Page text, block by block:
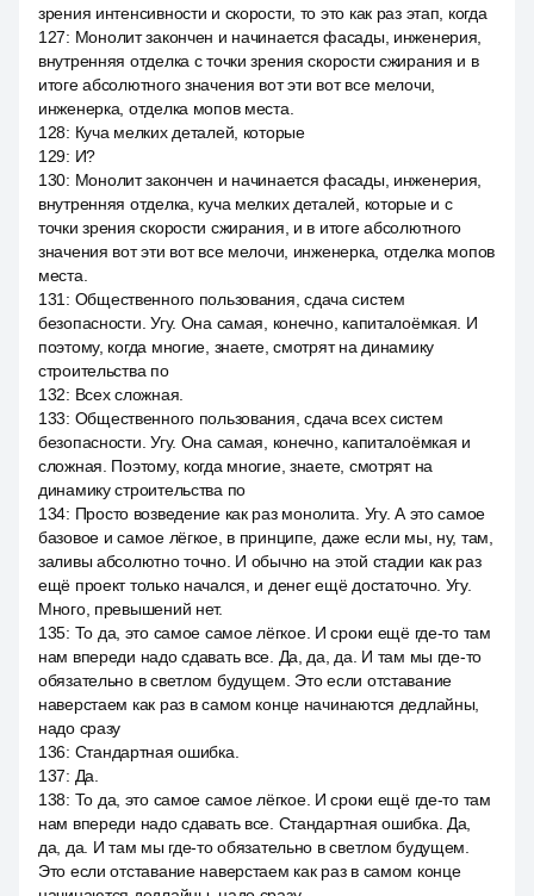
зрения интенсивности и скорости, то это как раз этап, когда
127: Монолит закончен и начинается фасады, инженерия,
внутренняя отделка с точки зрения скорости сжирания и в
итоге абсолютного значения вот эти вот все мелочи,
инженерка, отделка мопов места.
128: Куча мелких деталей, которые
129: И?
130: Монолит закончен и начинается фасады, инженерия,
внутренняя отделка, куча мелких деталей, которые и с
точки зрения скорости сжирания, и в итоге абсолютного
значения вот эти вот все мелочи, инженерка, отделка мопов
места.
131 : Общественного пользования, сдача систем
безопасности. Угу. Она самая, конечно, капиталоёмкая. И
поэтому, когда многие, знаете, смотрят на динамику
строительства по
132: Всех сложная.
133: Общественного пользования, сдача всех систем
безопасности. Угу. Она самая, конечно, капиталоёмкая и
сложная. Поэтому, когда многие, знаете, смотрят на
динамику строительства по
134: Просто возведение как раз монолита. Угу. А это самое
базовое и самое лёгкое, в принципе, даже если мы, ну, там,
заливы абсолютно точно. И обычно на этой стадии как раз
ещё проект только начался, и денег ещё достаточно. Угу.
Много, превышений нет.
135: То да, это самое самое лёгкое. И сроки ещё где-то там
нам впереди надо сдавать все. Да, да, да. И там мы где-то
обязательно в светлом будущем. Это если отставание
наверстаем как раз в самом конце начинаются дедлайны,
надо сразу
136: Стандартная ошибка.
137: Да.
138: То да, это самое самое лёгкое. И сроки ещё где-то там
нам впереди надо сдавать все. Стандартная ошибка. Да,
да, да. И там мы где-то обязательно в светлом будущем.
Это если отставание наверстаем как раз в самом конце